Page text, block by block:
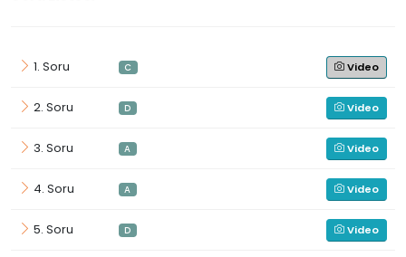
1. Soru C Video
2. Soru D Video
3. Soru A Video
4. Soru A Video
5. Soru D Video